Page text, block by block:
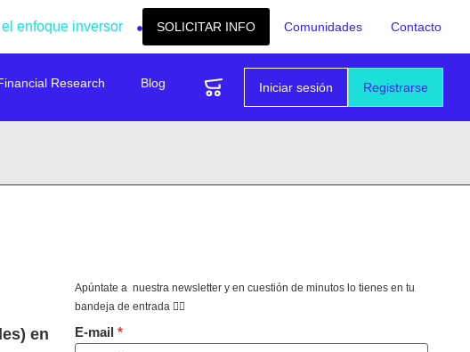
enfoque inversor SOLICITAR INFO Comunidades Contacto
Registrarse
Iniciar sesión
Research Blog
en
Apúntate a nuestra newsletter y en cuestión de minutos lo tienes en tu
bandeja de entrada 👇🏻
E-mail